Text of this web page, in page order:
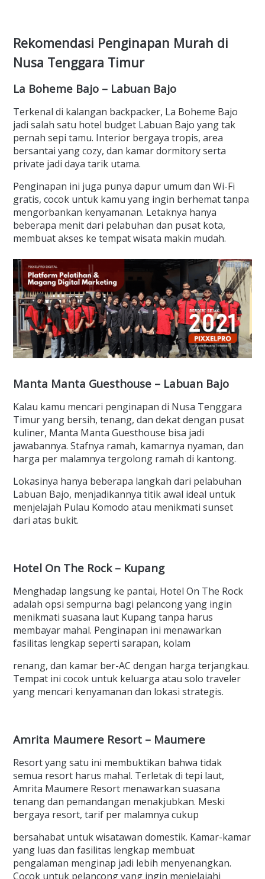
Rekomendasi Penginapan Murah di
Nusa Tenggara Timur
La Boheme Bajo – Labuan Bajo
Terkenal di kalangan backpacker, La Boheme Bajo
jadi salah satu hotel budget Labuan Bajo yang tak
pernah sepi tamu. Interior bergaya tropis, area
bersantai yang cozy, dan kamar dormitory serta
private jadi daya tarik utama.
Penginapan ini juga punya dapur umum dan Wi-Fi
gratis, cocok untuk kamu yang ingin berhemat tanpa
mengorbankan kenyamanan. Letaknya hanya
beberapa menit dari pelabuhan dan pusat kota,
membuat akses ke tempat wisata makin mudah.
Manta Manta Guesthouse – Labuan Bajo
Kalau kamu mencari penginapan di Nusa Tenggara
Timur yang bersih, tenang, dan dekat dengan pusat
kuliner, Manta Manta Guesthouse bisa jadi
jawabannya. Stafnya ramah, kamarnya nyaman, dan
harga per malamnya tergolong ramah di kantong.
Lokasinya hanya beberapa langkah dari pelabuhan
Labuan Bajo, menjadikannya titik awal ideal untuk
menjelajah Pulau Komodo atau menikmati sunset
dari atas bukit.
Hotel On The Rock – Kupang
Menghadap langsung ke pantai, Hotel On The Rock
adalah opsi sempurna bagi pelancong yang ingin
menikmati suasana laut Kupang tanpa harus
membayar mahal. Penginapan ini menawarkan
fasilitas lengkap seperti sarapan, kolam
renang, dan kamar ber-AC dengan harga terjangkau.
Tempat ini cocok untuk keluarga atau solo traveler
yang mencari kenyamanan dan lokasi strategis.
Amrita Maumere Resort – Maumere
Resort yang satu ini membuktikan bahwa tidak
semua resort harus mahal. Terletak di tepi laut,
Amrita Maumere Resort menawarkan suasana
tenang dan pemandangan menakjubkan. Meski
bergaya resort, tarif per malamnya cukup
bersahabat untuk wisatawan domestik. Kamar-kamar
yang luas dan fasilitas lengkap membuat
pengalaman menginap jadi lebih menyenangkan.
Cocok untuk pelancong yang ingin menjelajahi